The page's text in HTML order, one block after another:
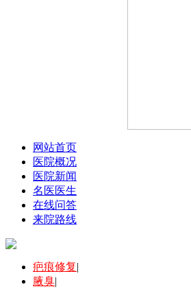
网站首页
医院概况
医院新闻
名医医生
在线问答
来院路线
疤痕修复|
腋臭|